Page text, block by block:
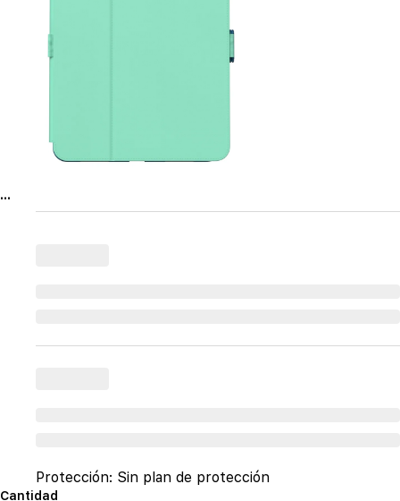
...
Protección: Sin plan de protección
Cantidad